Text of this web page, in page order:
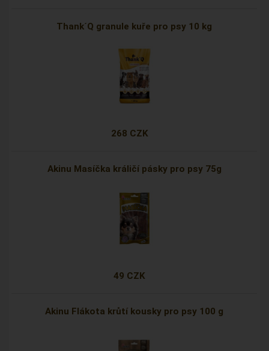
Thank´Q granule kuře pro psy 10 kg
268 CZK
Akinu Masíčka králičí pásky pro psy 75g
49 CZK
Akinu Flákota krůtí kousky pro psy 100 g